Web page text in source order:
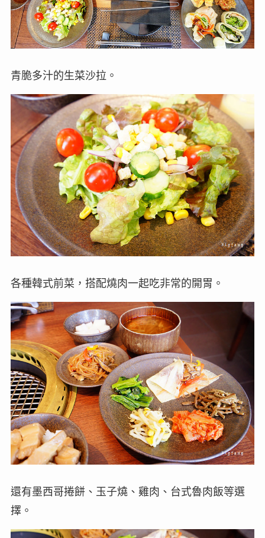
青脆多汁的生菜沙拉。
各種韓式前菜，搭配燒肉一起吃非常的開胃。
還有墨西哥捲餅、玉子燒、雞肉、台式魯肉飯等選
擇。